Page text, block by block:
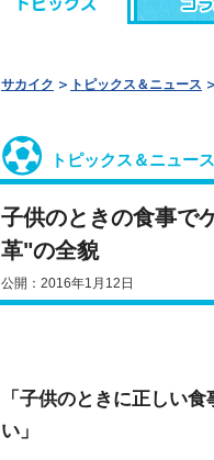
サカイク トピックス＆ニュース
トピックス＆ニュース
子供のときの食事で
革"の全貌
公開：2016年1月12日
「子供のときに正しい
い」